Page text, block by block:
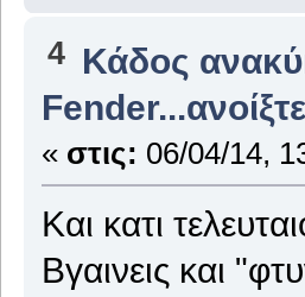
4 Κάδος
« στις: 06/04/14,
Και κατι
Βγαινεις και